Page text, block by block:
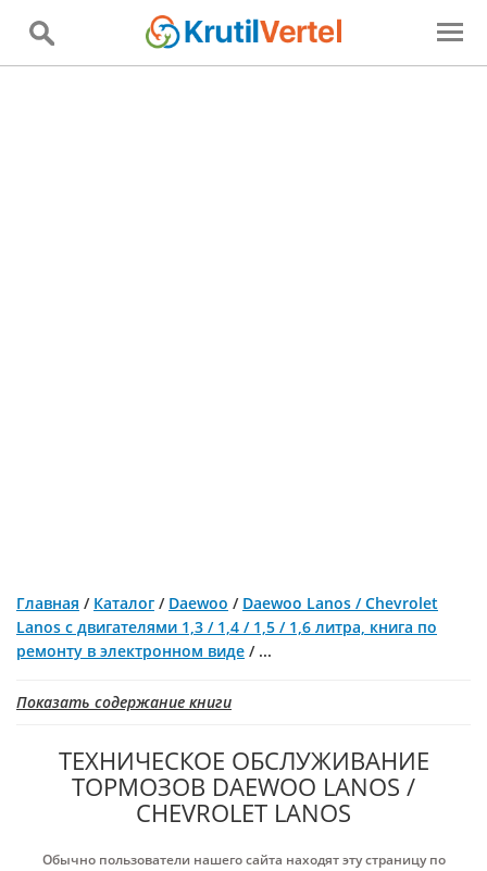
Главная / Каталог / Daewoo / Daewoo Lanos / Chevrolet
Lanos c двигателями 1,3 / 1,4 / 1,5 / 1,6 литра, книга по
ремонту в электронном виде / ...
Показать содержание книги
ТЕХНИЧЕСКОЕ ОБСЛУЖИВАНИЕ
ТОРМОЗОВ DAEWOO LANOS /
CHEVROLET LANOS
Обычно пользователи нашего сайта находят эту страницу по